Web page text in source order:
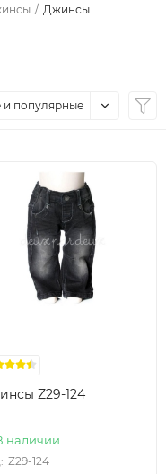
/ Джинсы
и популярные
Z29-124
наличии
Z29-124